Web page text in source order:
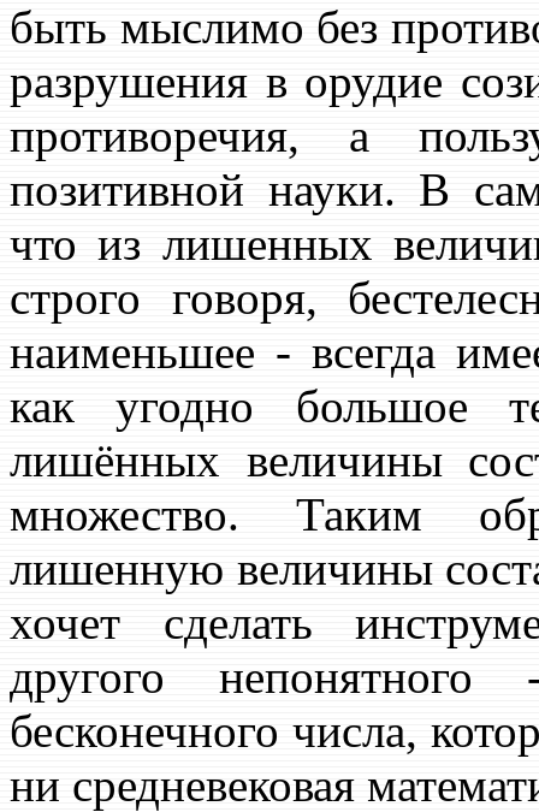
быть мыслимо без
разрушения в орудие
противоречия, а
позитивной науки. В
что из лишенных
строго говоря,
наименьшее - всегда
как угодно большое
лишённых величины
множество. Таким
лишенную величины
хочет сделать
другого непонятного
бесконечного числа,
ни средневековая